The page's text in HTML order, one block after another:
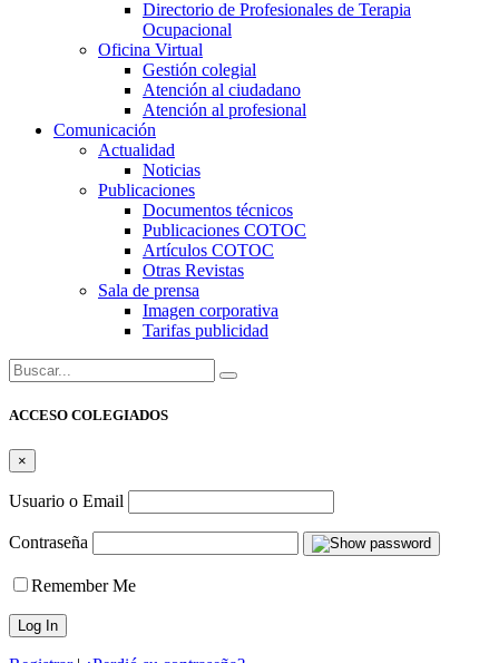
Directorio de Profesionales de Terapia
Ocupacional
Oficina Virtual
Gestión colegial
Atención al ciudadano
Atención al profesional
Comunicación
Actualidad
Noticias
Publicaciones
Documentos técnicos
Publicaciones COTOC
Artículos COTOC
Otras Revistas
Sala de prensa
Imagen corporativa
Tarifas publicidad
Buscar:
ACCESO COLEGIADOS
×
Usuario o Email
Contraseña
Remember Me